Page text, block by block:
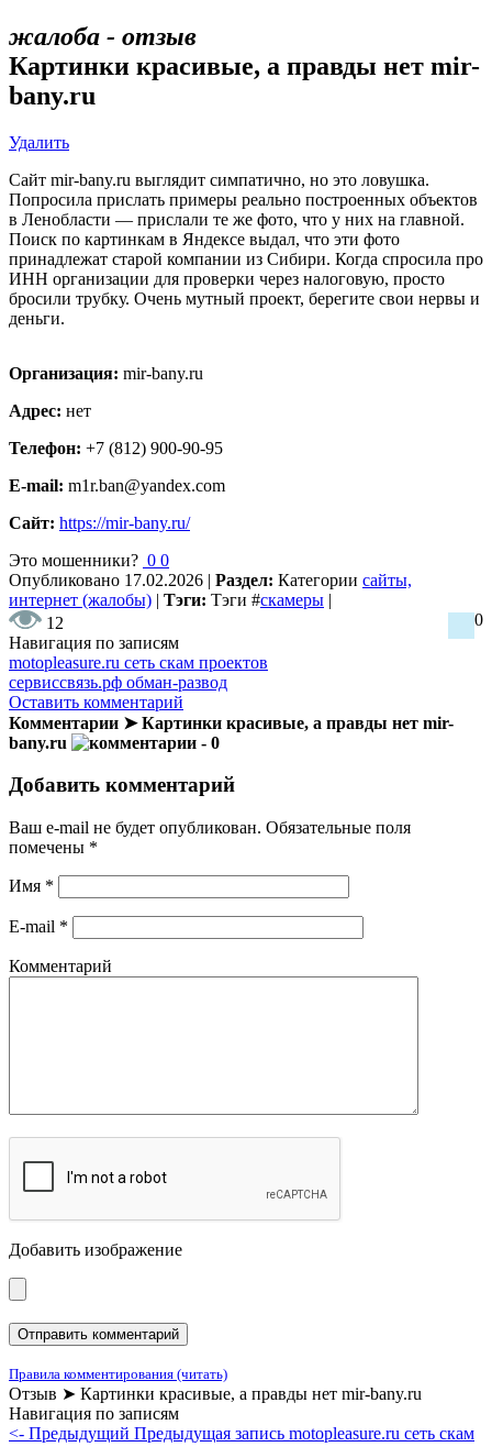
жалоба - отзыв
Картинки красивые, а правды нет mir-
bany.ru
Удалить
Сайт mir-bany.ru выглядит симпатично, но это ловушка.
Попросила прислать примеры реально построенных объектов
в Ленобласти — прислали те же фото, что у них на главной.
Поиск по картинкам в Яндексе выдал, что эти фото
принадлежат старой компании из Сибири. Когда спросила про
ИНН организации для проверки через налоговую, просто
бросили трубку. Очень мутный проект, берегите свои нервы и
деньги.
Организация: mir-bany.ru
Адрес: нет
Телефон: +7 (812) 900-90-95
E-mail: m1r.ban@yandex.com
Сайт: https://mir-bany.ru/
Это мошенники? 0 0
Опубликовано 17.02.2026 | Раздел: Категории сайты,
интернет (жалобы) | Тэги: Тэги #скамеры |
12
0
Навигация по записям
motopleasure.ru сеть скам проектов
сервиссвязь.рф обман-развод
Оставить комментарий
Комментарии ➤ Картинки красивые, а правды нет mir-
bany.ru
- 0
Добавить комментарий
Ваш e-mail не будет опубликован. Обязательные поля
помечены *
Имя *
E-mail *
Комментарий
Добавить изображение
Правила комментирования (читать)
Отзыв ➤ Картинки красивые, а правды нет mir-bany.ru
Навигация по записям
<- Предыдущий Предыдущая запись motopleasure.ru сеть скам